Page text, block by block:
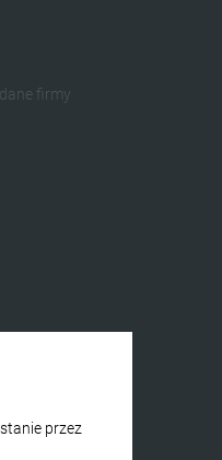
firmy
przez